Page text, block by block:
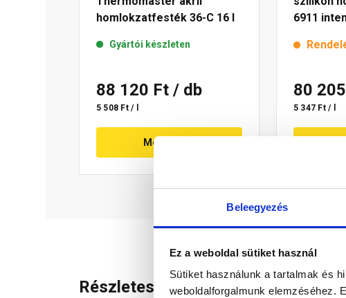
Beleegyezés
Ez a weboldal sütiket használ
Sütiket használunk a tartalmak és
weboldalforgalmunk elemzéséhez.
homlokzatfesték 36-C 16 l
Gyártói készleten
88 120 Ft / db
5 508 Ft / l
Megnézem
6911
80
5 347 Ft / l
Részletes leírás